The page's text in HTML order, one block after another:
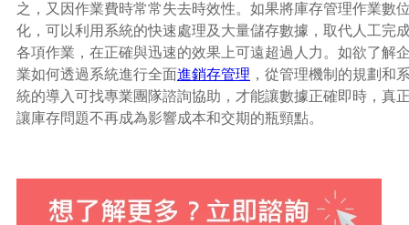
之，又因作業費時常常失去時效性。如果將庫存管理作業數
化，可以利用系統的快速處理及大量儲存數據，取代人工完
各項作業，在正確與迅速的效果上可遠超過人力。如欲了解
業如何透過系統進行全面進銷存管理 ，從管理機制的規劃和
統的導入可找專業團隊諮詢協助，才能讓數據正確即時，真
讓庫存問題不再成為影響成本和交期的瓶頸點。